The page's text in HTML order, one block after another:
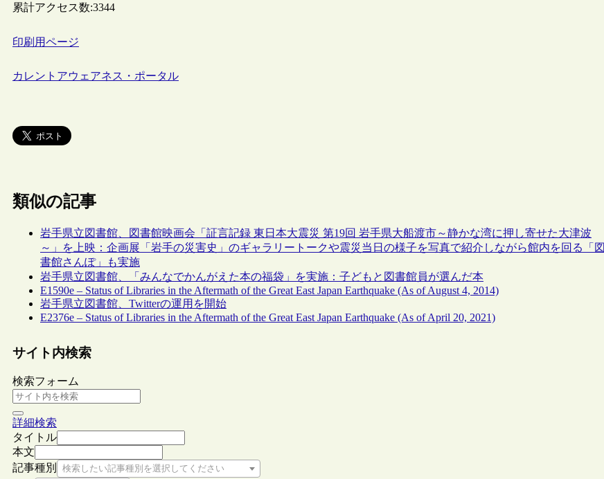
累計アクセス数:3344
印刷用ページ
カレントアウェアネス・ポータル
類似の記事
岩手県立図書館、図書館映画会「証言記録 東日本大震災 第19回 岩手県大船渡市～静かな湾に押し寄せた大津波
～」を上映：企画展「岩手の災害史」のギャラリートークや震災当日の様子を写真で紹介しながら館内を回る「図
書館さんぽ」も実施
岩手県立図書館、「みんなでかんがえた本の福袋」を実施：子どもと図書館員が選んだ本
E1590e – Status of Libraries in the Aftermath of the Great East Japan Earthquake (As of August 4, 2014)
岩手県立図書館、Twitterの運用を開始
E2376e – Status of Libraries in the Aftermath of the Great East Japan Earthquake (As of April 20, 2021)
サイト内検索
検索フォーム
詳細検索
タイトル
本文
記事種別
検索したい記事種別を選択してください